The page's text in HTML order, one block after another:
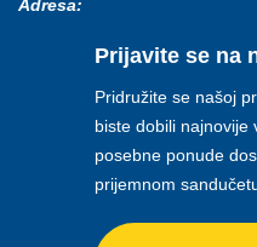
Adresa:
Prijavite se na
Pridružite se našoj
biste dobili najnovije
posebne ponude
prijemnom